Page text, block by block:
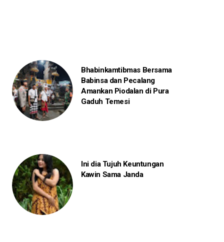
Bhabinkamtibmas Bersama
Babinsa dan Pecalang
Amankan Piodalan di Pura
Gaduh Temesi
Ini dia Tujuh Keuntungan
Kawin Sama Janda